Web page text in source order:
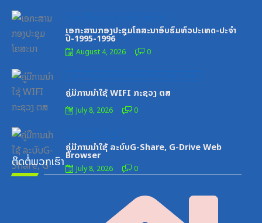
ເອກະສານກອງປະຊຸມໂຄສະນາອົບຮົມທົ່ວປະເທດ-ປະຈໍາ
ປີ-1995-1996
on
August 4, 2026 0
ຄູ່ມືການນຳໃຊ້ WIFI ກະຊວງ ຕສ
July 8, 2026 0
ຄູ່ມືການນຳໃຊ້ ລະບົບG-Share, G-Drive Web
Browser
on
July 8, 2026 0
ຕິດຕໍ່ພວກເຮົາ